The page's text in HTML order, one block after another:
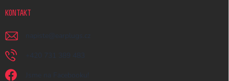
KONTAKT
napiste @ earplugs.cz
+420 731 389 483
Jsme na Facebooku!